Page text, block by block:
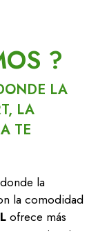
?
LA
LA
TE
la
la comodidad
ofrece más